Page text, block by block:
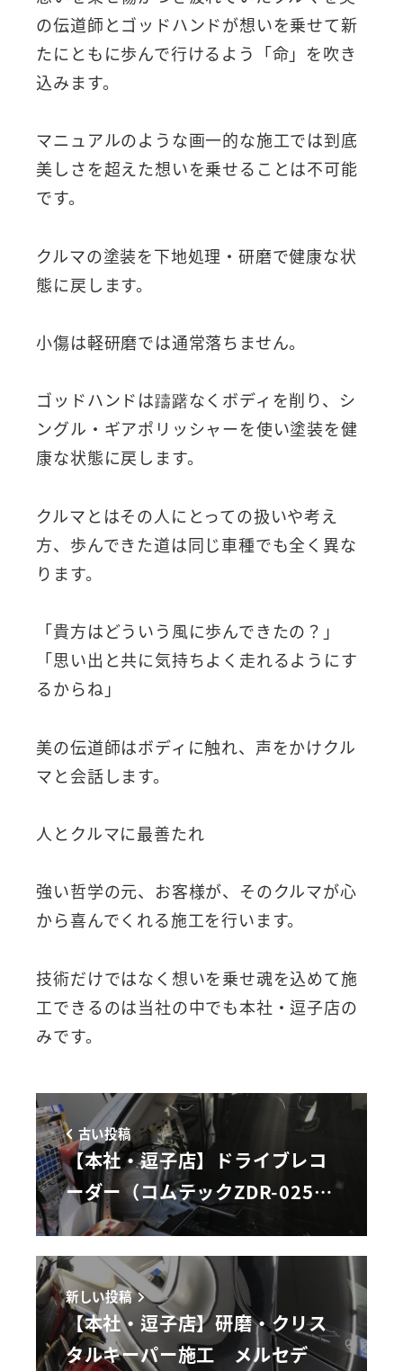
の伝道師とゴッドハンドが想いを乗せて新
たにともに歩んで行けるよう「命」を吹き
込みます。
マニュアルのような画一的な施工では到底
美しさを超えた想いを乗せることは不可能
です。
クルマの塗装を下地処理・研磨で健康な状
態に戻します。
小傷は軽研磨では通常落ちません。
ゴッドハンドは躊躇なくボディを削り、シ
ングル・ギアポリッシャーを使い塗装を健
康な状態に戻します。
クルマとはその人にとっての扱いや考え
方、歩んできた道は同じ車種でも全く異な
ります。
「貴方はどういう風に歩んできたの？」
「思い出と共に気持ちよく走れるようにす
るからね」
美の伝道師はボディに触れ、声をかけクル
マと会話します。
人とクルマに最善たれ
強い哲学の元、お客様が、そのクルマが心
から喜んでくれる施工を行います。
技術だけではなく想いを乗せ魂を込めて施
工できるのは当社の中でも本社・逗子店の
みです。
古い投稿
【本社・逗子店】ドライブレコ
ーダー（コムテックZDR-025…
新しい投稿
【本社・逗子店】研磨・クリス
タルキーパー施工 メルセデ